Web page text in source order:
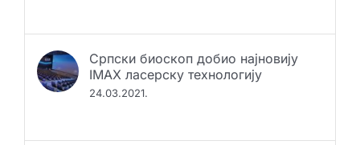
Српски биоскоп добио најновију
IMAX ласерску технологију